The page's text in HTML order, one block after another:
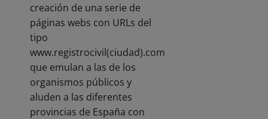
creación de una serie de
páginas webs con URLs del
tipo
www.registrocivil(ciudad).com
que emulan a las de los
organismos públicos y
aluden a las diferentes
provincias de España con